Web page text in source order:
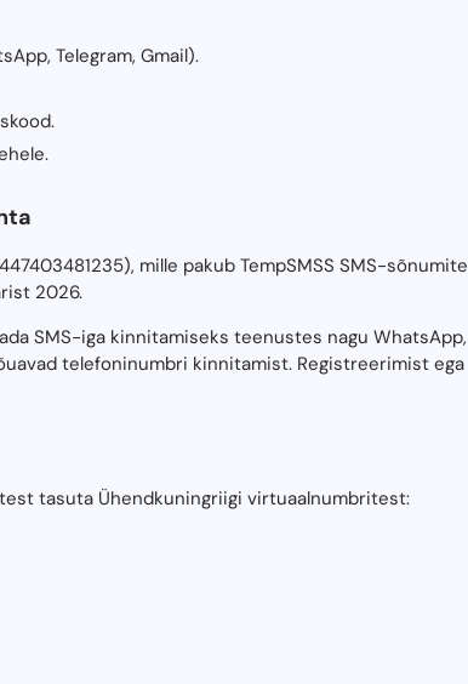
Telegram, Gmail).
mille pakub TempSMSS SMS-sõnumite
2026.
SMS-iga kinnitamiseks teenustes nagu WhatsApp,
telefoninumbri kinnitamist. Registreerimist ega
tasuta Ühendkuningriigi virtuaalnumbritest: